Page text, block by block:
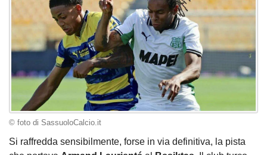
© foto di SassuoloCalcio.it
Si raffredda sensibilmente, forse in via definitiva, la pista